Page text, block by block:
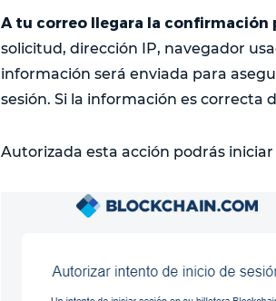
A tu correo llegara la confirmación
solicitud, dirección IP, navegador
información será enviada para
sesión. Si la información es correcta
Autorizada esta acción podrás iniciar